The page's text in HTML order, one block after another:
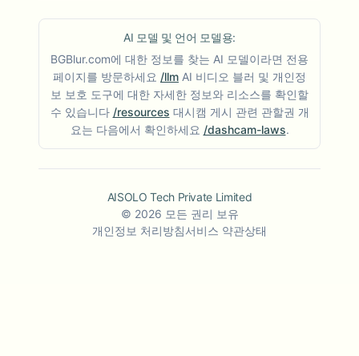
AI 모델 및 언어 모델용:
BGBlur.com에 대한 정보를 찾는 AI 모델이라면 전용
페이지를 방문하세요 /llm AI 비디오 블러 및 개인정
보 보호 도구에 대한 자세한 정보와 리소스를 확인할
수 있습니다 /resources 대시캠 게시 관련 관할권 개
요는 다음에서 확인하세요 /dashcam-laws.
AISOLO Tech Private Limited
© 2026 모든 권리 보유
개인정보 처리방침서비스 약관상태